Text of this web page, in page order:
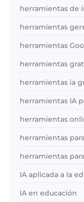
herramientas de
herramientas
herramientas
herramientas
herramientas ia
herramientas IA
herramientas
herramientas
herramientas
IA aplicada a la
IA en educación